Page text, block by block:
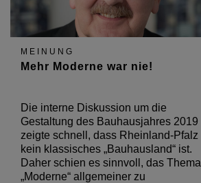
MEINUNG
Mehr Moderne war nie!
Die interne Diskussion um die
Gestaltung des Bauhausjahres 2019
zeigte schnell, dass Rheinland-Pfalz
kein klassisches „Bauhausland“ ist.
Daher schien es sinnvoll, das Thema
„Moderne“ allgemeiner zu